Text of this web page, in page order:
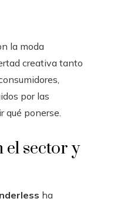
la moda
creativa tanto
por las
qué ponerse.
el sector y
ha